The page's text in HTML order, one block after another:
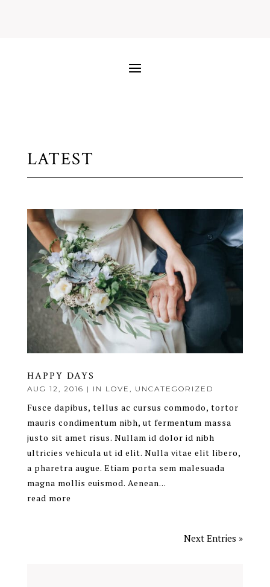
LATEST
HAPPY DAYS
AUG 12, 2016 | IN LOVE UNCATEGORIZED
Fusce dapibus, tellus ac cursus commodo, tortor
mauris condimentum nibh, ut fermentum massa
justo sit amet risus. Nullam id dolor id nibh
ultricies vehicula ut id elit. Nulla vitae elit libero,
a pharetra augue. Etiam porta sem malesuada
magna mollis euismod. Aenean...
read more
Next Entries »